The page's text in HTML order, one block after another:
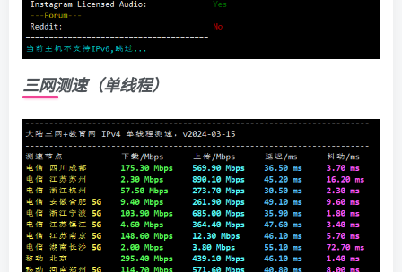
三网测速（单线程）